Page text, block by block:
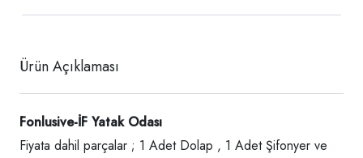
Ürün Açıklaması
Fonlusive-İF Yatak Odası
Fiyata dahil parçalar ; 1 Adet Dolap , 1 Adet Şifonyer ve